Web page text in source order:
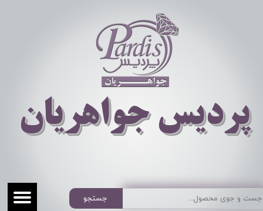
​​​​پردیس جواهریان
جستجو